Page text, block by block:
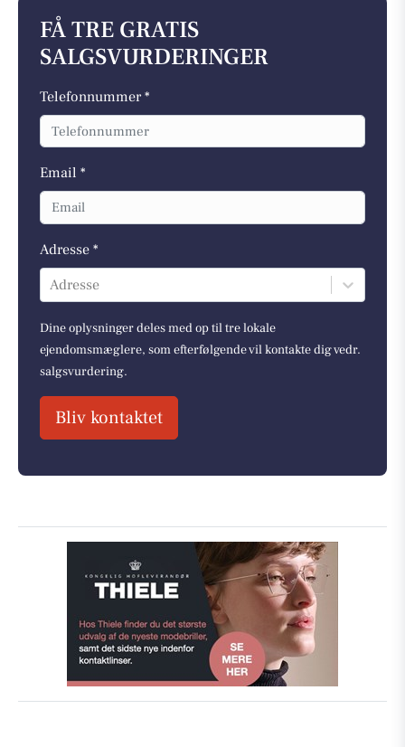
FÅ TRE GRATIS
SALGSVURDERINGER
Telefonnummer *
Email *
Adresse *
Adresse
Dine oplysninger deles med op til tre lokale
ejendomsmæglere, som efterfølgende vil kontakte dig vedr.
salgsvurdering.
Bliv kontaktet